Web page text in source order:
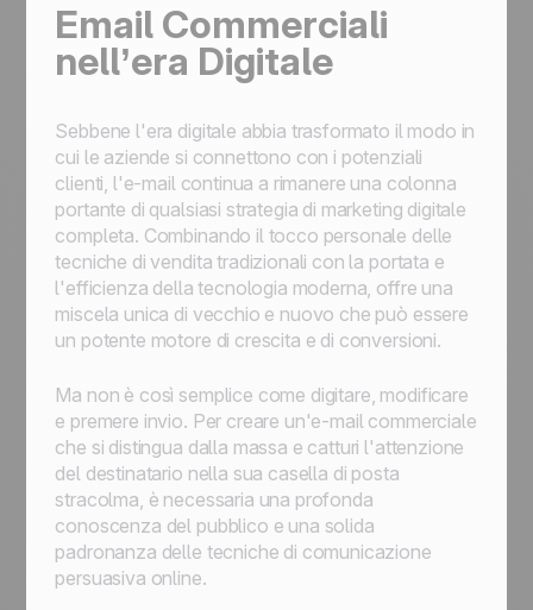
Email Commerciali
nell’era Digitale
Sebbene l'era digitale abbia trasformato il modo in
cui le aziende si connettono con i potenziali
clienti, l'e-mail continua a rimanere una colonna
portante di qualsiasi strategia di marketing digitale
completa. Combinando il tocco personale delle
tecniche di vendita tradizionali con la portata e
l'efficienza della tecnologia moderna, offre una
miscela unica di vecchio e nuovo che può essere
un potente motore di crescita e di conversioni.
Ma non è così semplice come digitare, modificare
e premere invio. Per creare un'e-mail commerciale
che si distingua dalla massa e catturi l'attenzione
del destinatario nella sua casella di posta
stracolma, è necessaria una profonda
conoscenza del pubblico e una solida
padronanza delle tecniche di comunicazione
persuasiva online.